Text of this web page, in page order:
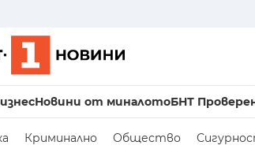
Новини от миналотоБНТ
Криминално Общество